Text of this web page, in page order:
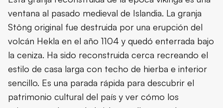
ventana al pasado medieval de Islandia. La granja
Stöng original fue destruida por una erupción del
volcán Hekla en el año 1104 y quedó enterrada bajo
la ceniza. Ha sido reconstruida cerca recreando el
estilo de casa larga con techo de hierba e interior
sencillo. Es una parada rápida para descubrir el
patrimonio cultural del país y ver cómo los